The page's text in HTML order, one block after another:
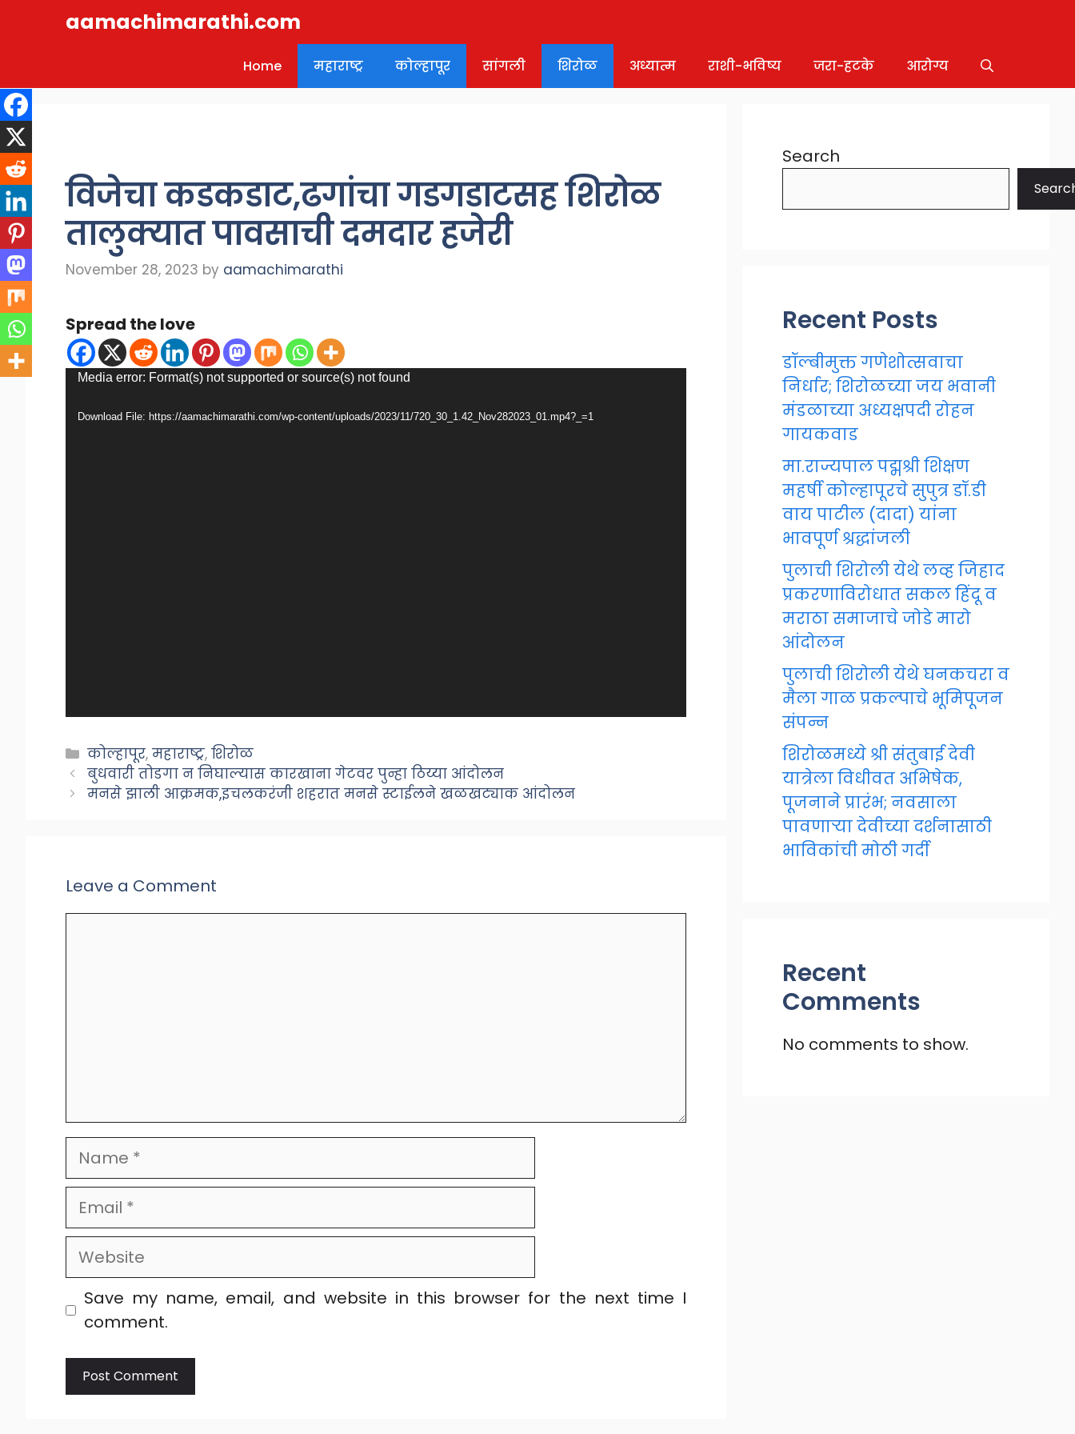
aamachimarathi.com
Home महाराष्ट्र कोल्हापूर सांगली शिरोळ अध्यात्म राशी-भविष्य जरा-हटके आरोग्य
विजेचा कडकडाट,ढगांचा गडगडाटसह शिरोळ
तालुक्यात पावसाची दमदार हजेरी
November 28, 2023 by aamachimarathi
Spread the love
Video
Media error: Format(s) not supported or source(s) not found
Download File: https://aamachimarathi.com/wp-content/uploads/2023/11/720_30_1.42_Nov282023_01.mp4?_=1
Categories
कोल्हापूर,महाराष्ट्र,शिरोळ
बुधवारी तोडगा न निघाल्यास कारखाना गेटवर पुन्हा ठिय्या आंदोलन
मनसे झाली आक्रमक,इचलकरंजी शहरात मनसे स्टाईलने खळखट्याक आंदोलन
Leave a Comment
Name
Email
Website
Save my name, email, and website in this browser for the next time I
comment.
Search
Recent Posts
डॉल्बीमुक्त गणेशोत्सवाचा
निर्धार; शिरोळच्या जय भवानी
मंडळाच्या अध्यक्षपदी रोहन
गायकवाड
मा.राज्यपाल पद्मश्री शिक्षण
महर्षी कोल्हापूरचे सुपुत्र डॉ.डी
वाय पाटील (दादा) यांना
भावपूर्ण श्रद्धांजली
पुलाची शिरोली येथे लव्ह जिहाद
प्रकरणाविरोधात सकल हिंदू व
मराठा समाजाचे जोडे मारो
आंदोलन
पुलाची शिरोली येथे घनकचरा व
मैला गाळ प्रकल्पाचे भूमिपूजन
संपन्न
शिरोळमध्ये श्री संतुबाई देवी
यात्रेला विधीवत अभिषेक,
पूजनाने प्रारंभ; नवसाला
पावणाऱ्या देवीच्या दर्शनासाठी
भाविकांची मोठी गर्दी
Recent
Comments
No comments to show.